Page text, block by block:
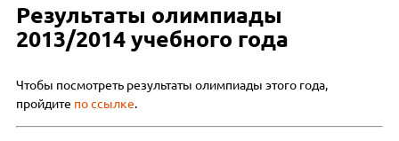
Результаты олимпиады
2013/2014 учебного года
Чтобы посмотреть результаты олимпиады этого года,
пройдите по ссылке.